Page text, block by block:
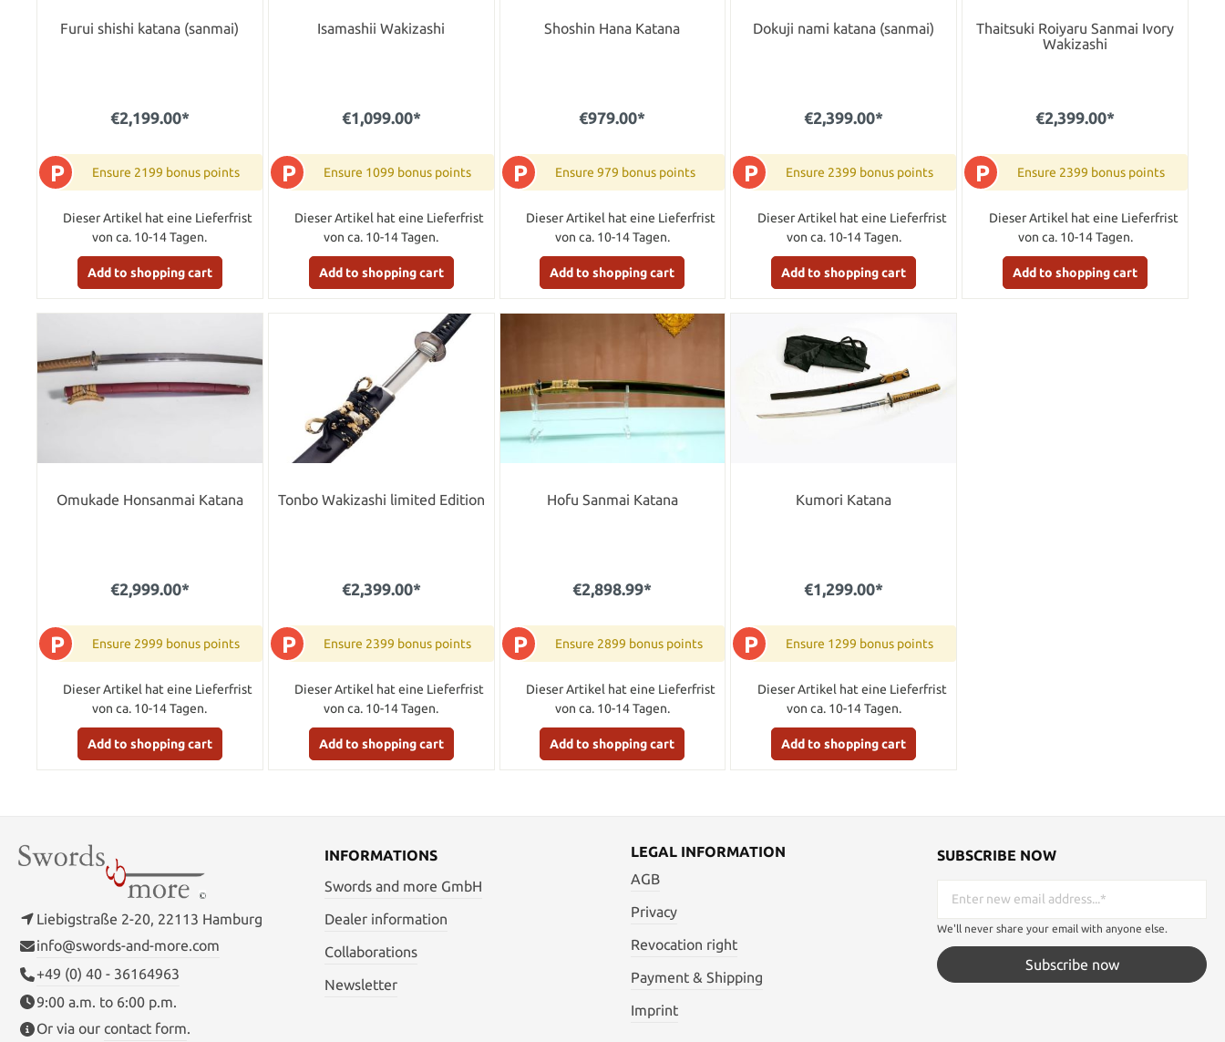
Furui shishi katana (sanmai)
€2,199.00*
P Ensure 2199 bonus points
Dieser Artikel hat eine Lieferfrist
von ca. 10-14 Tagen.
Add to shopping cart
Isamashii Wakizashi
€1,099.00*
P Ensure 1099 bonus points
Dieser Artikel hat eine Lieferfrist
von ca. 10-14 Tagen.
Add to shopping cart
Shoshin Hana Katana
€979.00*
P Ensure 979 bonus points
Dieser Artikel hat eine Lieferfrist
von ca. 10-14 Tagen.
Add to shopping cart
Dokuji nami katana (sanmai)
€2,399.00*
P Ensure 2399 bonus points
Dieser Artikel hat eine Lieferfrist
von ca. 10-14 Tagen.
Add to shopping cart
Thaitsuki Roiyaru Sanmai Ivory
Wakizashi
€2,399.00*
P Ensure 2399 bonus points
Dieser Artikel hat eine Lieferfrist
von ca. 10-14 Tagen.
Add to shopping cart
Omukade Honsanmai Katana
€2,999.00*
P Ensure 2999 bonus points
Dieser Artikel hat eine Lieferfrist
von ca. 10-14 Tagen.
Add to shopping cart
Tonbo Wakizashi limited Edition
€2,399.00*
P Ensure 2399 bonus points
Dieser Artikel hat eine Lieferfrist
von ca. 10-14 Tagen.
Add to shopping cart
Hofu Sanmai Katana
€2,898.99*
P Ensure 2899 bonus points
Dieser Artikel hat eine Lieferfrist
von ca. 10-14 Tagen.
Add to shopping cart
Kumori Katana
€1,299.00*
P Ensure 1299 bonus points
Dieser Artikel hat eine Lieferfrist
von ca. 10-14 Tagen.
Add to shopping cart
Liebigstraße 2-20, 22113 Hamburg
info@swords-and-more.com
+49 (0) 40 - 36164963
9:00 a.m. to 6:00 p.m.
Or via our contact form.
INFORMATIONS
Swords and more GmbH
Dealer information
Collaborations
Newsletter
LEGAL INFORMATION
AGB
Privacy
Revocation right
Payment & Shipping
Imprint
SUBSCRIBE NOW
We'll never share your email with anyone else.
Subscribe now